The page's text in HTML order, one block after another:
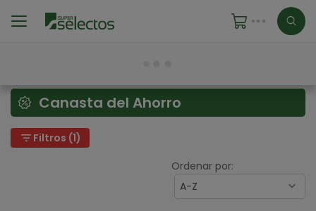
Canasta del Ahorro
filter_list Filtros (1)
Ordenar por:
A-Z